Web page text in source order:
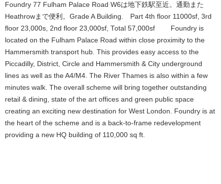
Foundry 77 Fulham Palace Road W6は地下鉄駅至近。通勤また
Heathrowまで便利。Grade A Building. Part 4th floor 11000sf, 3rd
floor 23,000s, 2nd floor 23,000sf, Total 57,000sf Foundry is
located on the Fulham Palace Road within close proximity to the
Hammersmith transport hub. This provides easy access to the
Piccadilly, District, Circle and Hammersmith & City underground
lines as well as the A4/M4. The River Thames is also within a few
minutes walk. The overall scheme will bring together outstanding
retail & dining, state of the art offices and green public space
creating an exciting new destination for West London. Foundry is at
the heart of the scheme and is a back-to-frame redevelopment
providing a new HQ building of 110,000 sq ft.